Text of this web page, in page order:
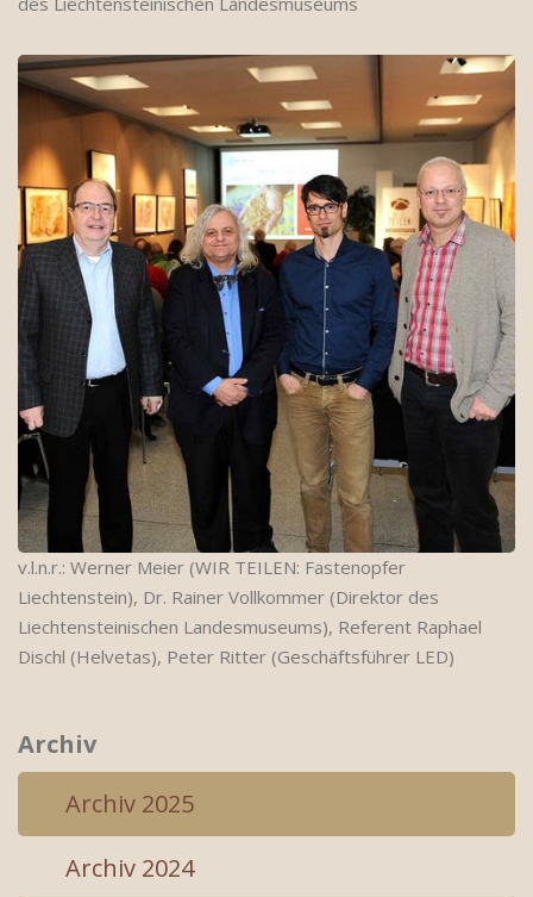
v.l.n.r.: Werner Meier (WIR TEILEN: Fastenopfer
Liechtenstein), Dr. Rainer Vollkommer (Direktor des
Liechtensteinischen Landesmuseums), Referent Raphael
Dischl (Helvetas), Peter Ritter (Geschäftsführer LED)
Archiv
Archiv 2025
Archiv 2024